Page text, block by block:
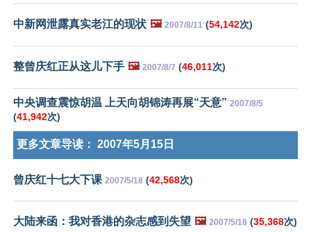
中新网泄露真实老江的现状 🖼️ 2007/8/11 (54,142次)
整曾庆红正从这儿下手 🖼️ 2007/8/7 (46,011次)
中央调查震惊胡温 上天向胡锦涛再展“天意” 2007/8/5
(41,942次)
更多文章导读： 2007年5月15日
曾庆红十七大下课 2007/5/18 (42,568次)
大陆来函：我对香港的杂志感到失望 🖼️ 2007/5/18 (35,368次)